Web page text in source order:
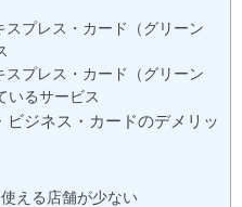
スプレス・カード（グリーン
スプレス・カード（グリーン
いるサービス
ジネス・カードのデメリッ
える店舗が少ない